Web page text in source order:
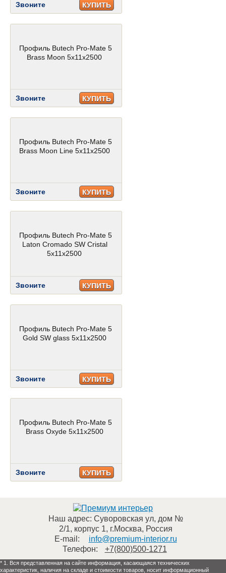
Звоните КУПИТЬ
Профиль Butech Pro-Mate 5
Brass Moon 5x11x2500
Звоните КУПИТЬ
Профиль Butech Pro-Mate 5
Brass Moon Line 5x11x2500
Звоните КУПИТЬ
Профиль Butech Pro-Mate 5
Laton Cromado SW Cristal
5x11x2500
Звоните КУПИТЬ
Профиль Butech Pro-Mate 5
Gold SW glass 5x11x2500
Звоните КУПИТЬ
Профиль Butech Pro-Mate 5
Brass Oxyde 5x11x2500
Звоните КУПИТЬ
Наш адрес: Суворовская ул, дом №
2/1, корпус 1, г.Москва, Россия
E-mail:
info@premium-interior.ru
Телефон:
+7(800)500-1271
* 1. Вся представленная на сайте информация, касающаяся технических
характеристик, наличия на складе и стоимости товаров, носит информационный